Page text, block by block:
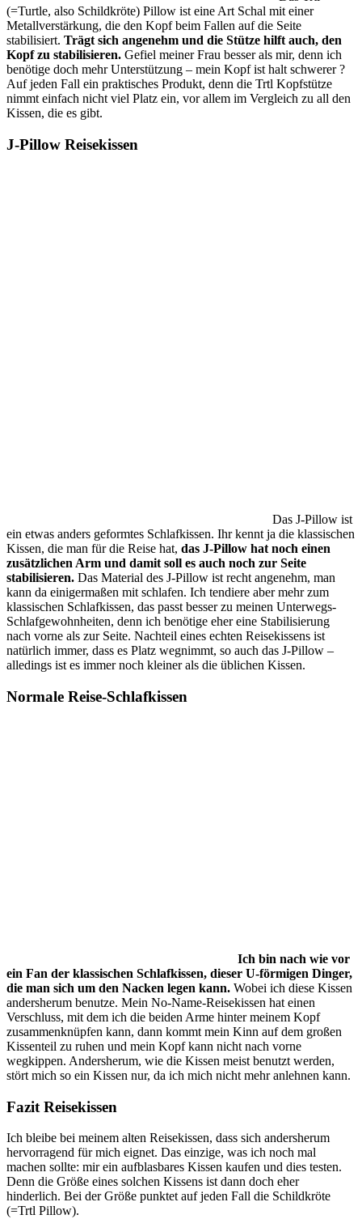
(=Turtle, also Schildkröte) Pillow ist eine Art Schal mit einer
Metallverstärkung, die den Kopf beim Fallen auf die Seite
stabilisiert. Trägt sich angenehm und die Stütze hilft auch, den
Kopf zu stabilisieren. Gefiel meiner Frau besser als mir, denn ich
benötige doch mehr Unterstützung – mein Kopf ist halt schwerer ?
Auf jeden Fall ein praktisches Produkt, denn die Trtl Kopfstütze
nimmt einfach nicht viel Platz ein, vor allem im Vergleich zu all den
Kissen, die es gibt.
J-Pillow Reisekissen
Das J-Pillow ist
ein etwas anders geformtes Schlafkissen. Ihr kennt ja die klassischen
Kissen, die man für die Reise hat, das J-Pillow hat noch einen
zusätzlichen Arm und damit soll es auch noch zur Seite
stabilisieren. Das Material des J-Pillow ist recht angenehm, man
kann da einigermaßen mit schlafen. Ich tendiere aber mehr zum
klassischen Schlafkissen, das passt besser zu meinen Unterwegs-
Schlafgewohnheiten, denn ich benötige eher eine Stabilisierung
nach vorne als zur Seite. Nachteil eines echten Reisekissens ist
natürlich immer, dass es Platz wegnimmt, so auch das J-Pillow –
alledings ist es immer noch kleiner als die üblichen Kissen.
Normale Reise-Schlafkissen
Ich bin nach wie vor
ein Fan der klassischen Schlafkissen, dieser U-förmigen Dinger,
die man sich um den Nacken legen kann. Wobei ich diese Kissen
andersherum benutze. Mein No-Name-Reisekissen hat einen
Verschluss, mit dem ich die beiden Arme hinter meinem Kopf
zusammenknüpfen kann, dann kommt mein Kinn auf dem großen
Kissenteil zu ruhen und mein Kopf kann nicht nach vorne
wegkippen. Andersherum, wie die Kissen meist benutzt werden,
stört mich so ein Kissen nur, da ich mich nicht mehr anlehnen kann.
Fazit Reisekissen
Ich bleibe bei meinem alten Reisekissen, dass sich andersherum
hervorragend für mich eignet. Das einzige, was ich noch mal
machen sollte: mir ein aufblasbares Kissen kaufen und dies testen.
Denn die Größe eines solchen Kissens ist dann doch eher
hinderlich. Bei der Größe punktet auf jeden Fall die Schildkröte
(=Trtl Pillow).